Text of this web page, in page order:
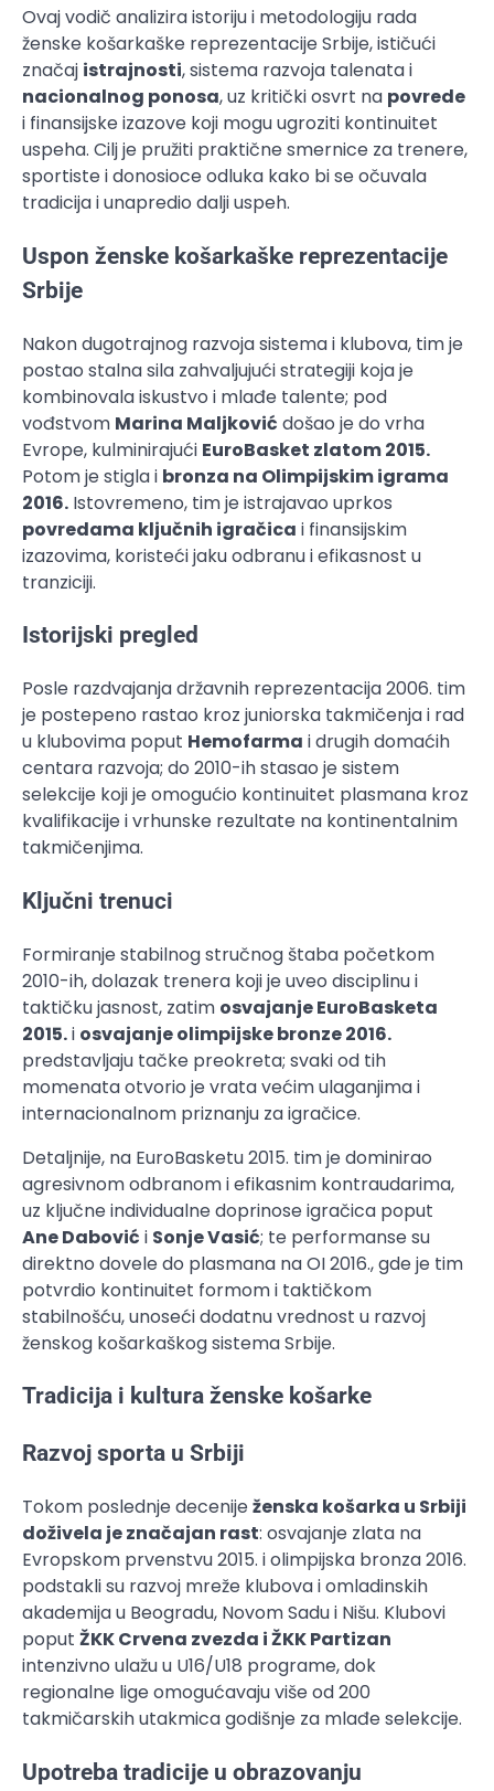
Ovaj vodič analizira istoriju i metodologiju rada
ženske košarkaške reprezentacije Srbije, ističući
značaj istrajnosti, sistema razvoja talenata i
nacionalnog ponosa, uz kritički osvrt na povrede
i finansijske izazove koji mogu ugroziti kontinuitet
uspeha. Cilj je pružiti praktične smernice za trenere,
sportiste i donosioce odluka kako bi se očuvala
tradicija i unapredio dalji uspeh.
Uspon ženske košarkaške reprezentacije
Srbije
Nakon dugotrajnog razvoja sistema i klubova, tim je
postao stalna sila zahvaljujući strategiji koja je
kombinovala iskustvo i mlađe talente; pod
vođstvom Marina Maljković došao je do vrha
Evrope, kulminirajući EuroBasket zlatom 2015.
Potom je stigla i bronza na Olimpijskim igrama
2016. Istovremeno, tim je istrajavao uprkos
povredama ključnih igračica i finansijskim
izazovima, koristeći jaku odbranu i efikasnost u
tranziciji.
Istorijski pregled
Posle razdvajanja državnih reprezentacija 2006. tim
je postepeno rastao kroz juniorska takmičenja i rad
u klubovima poput Hemofarma i drugih domaćih
centara razvoja; do 2010-ih stasao je sistem
selekcije koji je omogućio kontinuitet plasmana kroz
kvalifikacije i vrhunske rezultate na kontinentalnim
takmičenjima.
Ključni trenuci
Formiranje stabilnog stručnog štaba početkom
2010-ih, dolazak trenera koji je uveo disciplinu i
taktičku jasnost, zatim osvajanje EuroBasketa
2015.i osvajanje olimpijske bronze 2016.
predstavljaju tačke preokreta; svaki od tih
momenata otvorio je vrata većim ulaganjima i
internacionalnom priznanju za igračice.
Detaljnije, na EuroBasketu 2015. tim je dominirao
agresivnom odbranom i efikasnim kontraudarima,
uz ključne individualne doprinose igračica poput
Ane Dabović i Sonje Vasić; te performanse su
direktno dovele do plasmana na OI 2016., gde je tim
potvrdio kontinuitet formom i taktičkom
stabilnošću, unoseći dodatnu vrednost u razvoj
ženskog košarkaškog sistema Srbije.
Tradicija i kultura ženske košarke
Razvoj sporta u Srbiji
Tokom poslednje deceniježenska košarka u Srbiji
doživela je značajan rast: osvajanje zlata na
Evropskom prvenstvu 2015. i olimpijska bronza 2016.
podstakli su razvoj mreže klubova i omladinskih
akademija u Beogradu, Novom Sadu i Nišu. Klubovi
poput ŽKK Crvena zvezda i ŽKK Partizan
intenzivno ulažu u U16/U18 programe, dok
regionalne lige omogućavaju više od 200
takmičarskih utakmica godišnje za mlađe selekcije.
Upotreba tradicije u obrazovanju